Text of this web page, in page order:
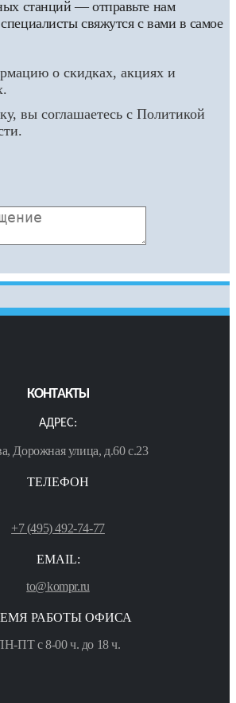
станций — отправьте нам
свяжутся с вами в самое
о скидках, акциях и
вы соглашаетесь с Политикой
КОНТАКТЫ
АДРЕС:
Дорожная улица, д.60 с.23
ТЕЛЕФОН
+7 (495) 492-74-77
EMAIL:
to@kompr.ru
РАБОТЫ ОФИСА
ПТ с 8-00 ч. до 18 ч.